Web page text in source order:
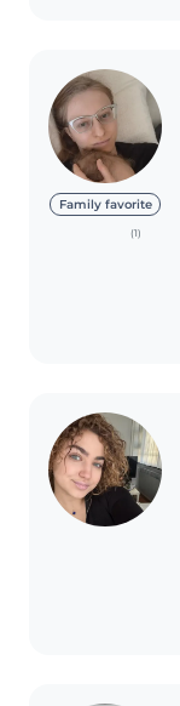
Family favorite
(1)